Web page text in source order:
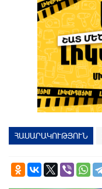
ՀԱՍԱՐԱԿՈՒԹՅՈՒՆ